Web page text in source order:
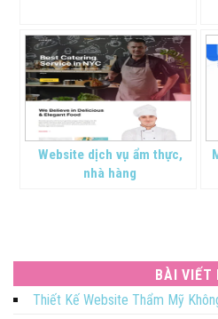
Website dịch vụ ẩm thực,
nhà hàng
BÀI VIẾT
Thiết Kế Website Thẩm Mỹ